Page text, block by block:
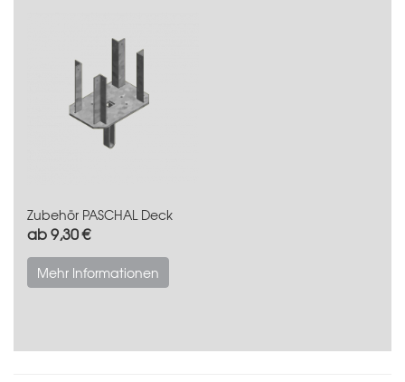
Zubehör PASCHAL Deck
ab 9,30 €
Mehr Informationen